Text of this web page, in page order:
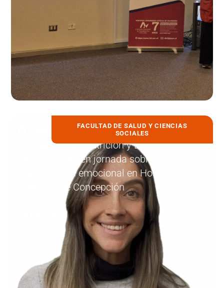
FACULTAD DE SALUD Y CIENCIAS
SOCIALES
7 noviembre, 2025
Académica de Nutrición y Dietética de
UDLA expone en jornada sobre
alimentación emocional en Hospital
Regional de Concepción